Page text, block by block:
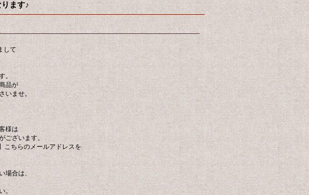
ます♪
して
。
品が
いませ。
様は
ございます。
こちらのメールアドレスを
場合は、
。